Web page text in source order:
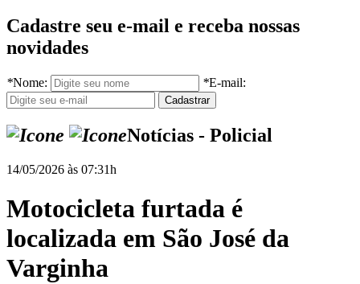
Cadastre seu e-mail e receba nossas
novidades
*Nome: *E-mail:
Notícias - Policial
14/05/2026 às 07:31h
Motocicleta furtada é
localizada em São José da
Varginha